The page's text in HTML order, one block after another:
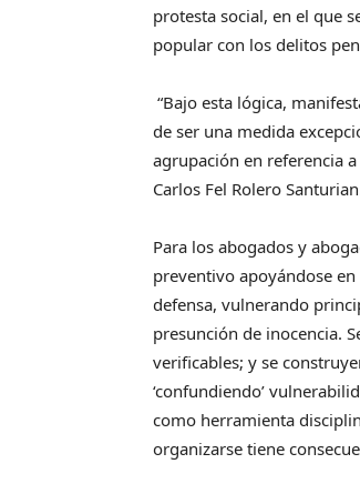
protesta social, en el que
popular con los delitos
“Bajo esta lógica,
de ser una medida
agrupación en referencia
Carlos Fel Rolero
Para los abogados y
preventivo apoyándose
defensa, vulnerando
presunción de inocencia.
verificables; y se
‘confundiendo’
como herramienta
organizarse tiene